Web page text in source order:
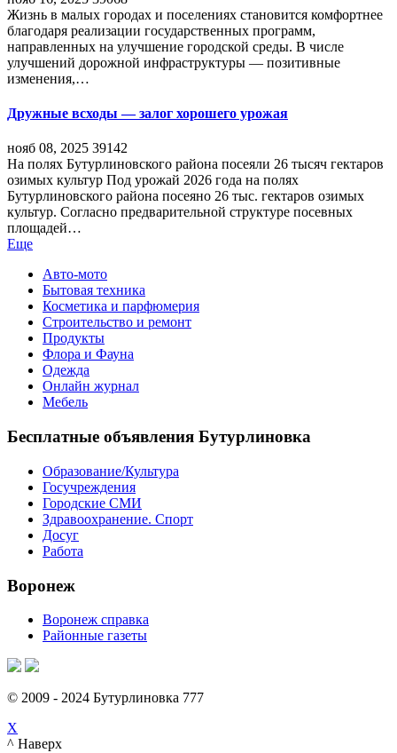
Жизнь в малых городах и поселениях становится комфортнее
благодаря реализации государственных программ,
направленных на улучшение городской среды. В числе
улучшений дорожной инфраструктуры — позитивные
изменения,…
Дружные всходы — залог хорошего урожая
нояб 08, 2025 39142
На полях Бутурлиновского района посеяли 26 тысяч гектаров
озимых культур Под урожай 2026 года на полях
Бутурлиновского района посеяно 26 тыс. гектаров озимых
культур. Согласно предварительной структуре посевных
площадей…
Еще
Авто-мото
Бытовая техника
Косметика и парфюмерия
Строительство и ремонт
Продукты
Флора и Фауна
Одежда
Онлайн журнал
Мебель
Бесплатные объявления Бутурлиновка
Образование/Культура
Госучреждения
Городские СМИ
Здравоохранение. Спорт
Досуг
Работа
Воронеж
Воронеж справка
Районные газеты
© 2009 - 2024 Бутурлиновка 777
X
^ Наверх